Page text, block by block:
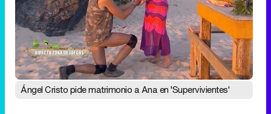
Ángel Cristo pide matrimonio a Ana en 'Supervivientes'